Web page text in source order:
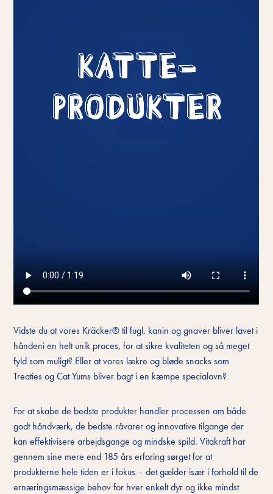
Vidste du at vores Kräcker® til fugl, kanin og gnaver bliver lavet i
håndeni en helt unik proces, for at sikre kvaliteten og så meget
fyld som muligt? Eller at vores lækre og bløde snacks som
Treaties og Cat Yums bliver bagt i en kæmpe specialovn?
For at skabe de bedste produkter handler processen om både
godt håndværk, de bedste råvarer og innovative tilgange der
kan effektivisere arbejdsgange og mindske spild. Vitakraft har
gennem sine mere end 185 års erfaring sørget for at
produkterne hele tiden er i fokus – det gælder især i forhold til de
ernæringsmæssige behov for hver enkelt dyr og ikke mindst